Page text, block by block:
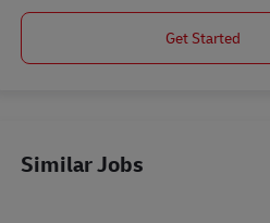
Get Started
Similar Jobs